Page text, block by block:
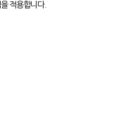
적용합니다.